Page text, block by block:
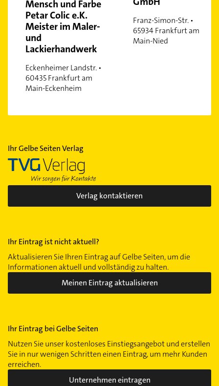
Mensch und Farbe
Petar Colic e.K.
Meister im Maler-
und
Lackierhandwerk
Eckenheimer Landstr. •
60435 Frankfurt am
Main-Eckenheim
Franz-Simon-Str. •
65934 Frankfurt am
Main-Nied
Ihr Gelbe Seiten Verlag
Verlag kontaktieren
Ihr Eintrag ist nicht aktuell?
Aktualisieren Sie Ihren Eintrag auf Gelbe Seiten, um die
Informationen aktuell und vollständig zu halten.
Meinen Eintrag aktualisieren
Ihr Eintrag bei Gelbe Seiten
Nutzen Sie unser kostenloses Einstiegsangebot und erstellen
Sie in nur wenigen Schritten einen Eintrag, um mehr Kunden
erreichen.
Unternehmen eintragen